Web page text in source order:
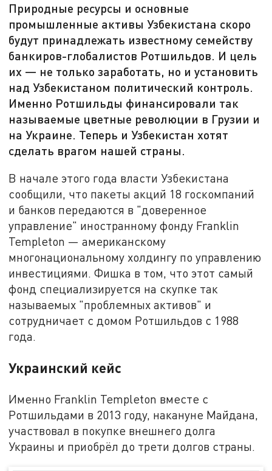
Природные ресурсы и основные
промышленные активы Узбекистана скоро
будут принадлежать известному семейству
банкиров-глобалистов Ротшильдов. И цель
их — не только заработать, но и установить
над Узбекистаном политический контроль.
Именно Ротшильды финансировали так
называемые цветные революции в Грузии и
на Украине. Теперь и Узбекистан хотят
сделать врагом нашей страны.
В начале этого года власти Узбекистана
сообщили, что пакеты акций 18 госкомпаний
и банков передаются в "доверенное
управление" иностранному фонду Franklin
Templeton — американскому
многонациональному холдингу по управлению
инвестициями. Фишка в том, что этот самый
фонд специализируется на скупке так
называемых "проблемных активов" и
сотрудничает с домом Ротшильдов с 1988
года.
Украинский кейс
Именно Franklin Templeton вместе с
Ротшильдами в 2013 году, накануне Майдана,
участвовал в покупке внешнего долга
Украины и приобрёл до трети долгов страны.